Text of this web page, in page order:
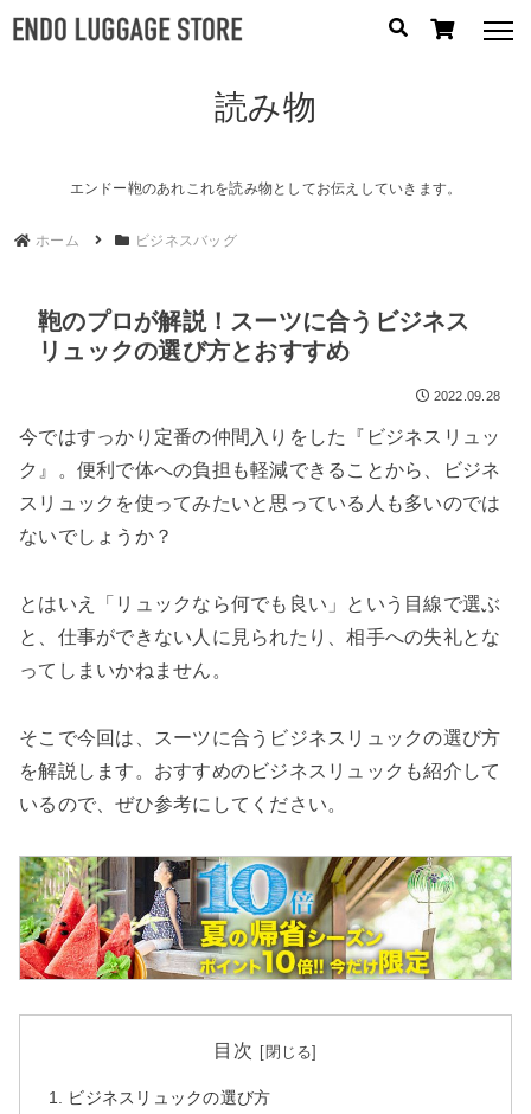
誕生日プレゼント
ブランドから探す
容量から探す
円
読み物
エンドー鞄のあれこれを読み物としてお伝えしていきます。
ホーム ビジネスバッグ
鞄のプロが解説！スーツに合うビジネス
リュックの選び方とおすすめ
2022.09.28
今ではすっかり定番の仲間入りをした『ビジネスリュッ
ク』。便利で体への負担も軽減できることから、ビジネ
スリュックを使ってみたいと思っている人も多いのでは
ないでしょうか？
とはいえ「リュックなら何でも良い」という目線で選ぶ
と、仕事ができない人に見られたり、相手への失礼とな
ってしまいかねません。
そこで今回は、スーツに合うビジネスリュックの選び方
を解説します。おすすめのビジネスリュックも紹介して
いるので、ぜひ参考にしてください。
目次
ビジネスリュックの選び方